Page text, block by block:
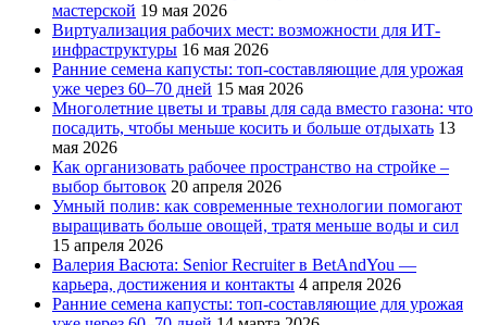
мастерской 19 мая 2026
Виртуализация рабочих мест: возможности для ИТ-
инфраструктуры 16 мая 2026
Ранние семена капусты: топ‑составляющие для урожая
уже через 60–70 дней 15 мая 2026
Многолетние цветы и травы для сада вместо газона: что
посадить, чтобы меньше косить и больше отдыхать 13
мая 2026
Как организовать рабочее пространство на стройке –
выбор бытовок 20 апреля 2026
Умный полив: как современные технологии помогают
выращивать больше овощей, тратя меньше воды и сил
15 апреля 2026
Валерия Васюта: Senior Recruiter в BetAndYou —
карьера, достижения и контакты 4 апреля 2026
Ранние семена капусты: топ‑составляющие для урожая